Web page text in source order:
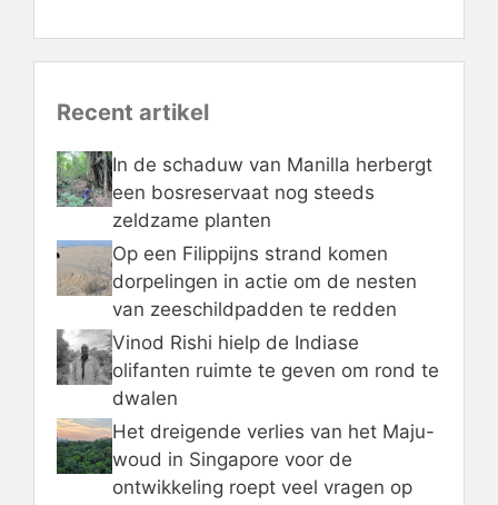
Recent artikel
In de schaduw van Manilla herbergt
een bosreservaat nog steeds
zeldzame planten
Op een Filippijns strand komen
dorpelingen in actie om de nesten
van zeeschildpadden te redden
Vinod Rishi hielp de Indiase
olifanten ruimte te geven om rond te
dwalen
Het dreigende verlies van het Maju-
woud in Singapore voor de
ontwikkeling roept veel vragen op